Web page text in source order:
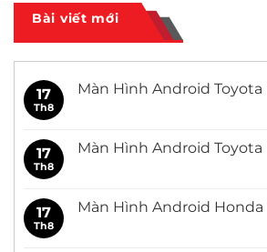
Bài viết mới
17
Th8
Màn Hình Android Toyota
luận
ở
Toyota
Innova
17
Th8
Màn Hình Android
luận
ở
17
Th8
Màn Hình Android Honda